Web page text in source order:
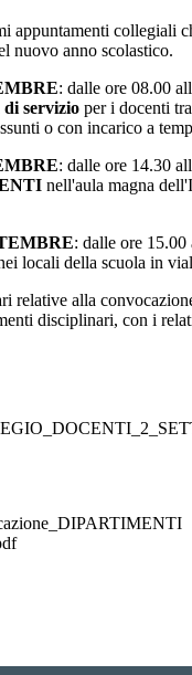
appuntamenti collegiali
nuovo anno scolastico.
: dalle ore 08.00
di servizio per i docenti
o con incarico a
: dalle ore 14.30
nell'aula magna
: dalle ore
locali della scuola in
relative alla
disciplinari, con i